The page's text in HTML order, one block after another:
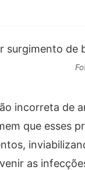
incorreta de
que esses
as